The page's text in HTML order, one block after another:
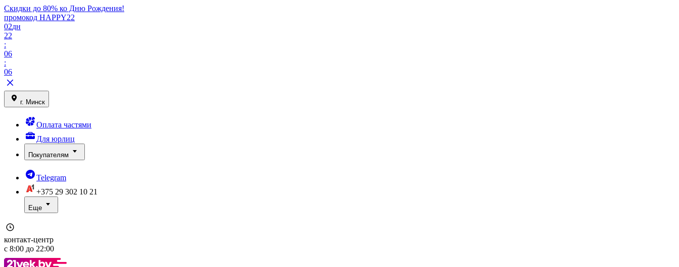
Скидки до 80% ко Дню Рождения!
промокод HAPPY22
02дн
22
:
06
:
06
г. Минск
Оплата частями
Для юрлиц
Покупателям
Telegram
+375 29 302 10 21
Еще
контакт-центр
с 8:00 до 22:00